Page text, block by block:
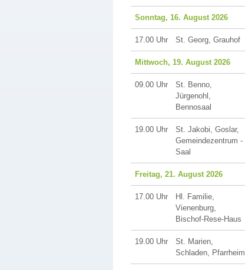
Sonntag, 16. August 2026
17.00 Uhr St. Georg, Grauhof
Mittwoch, 19. August 2026
09.00 Uhr
St. Benno,
Jürgenohl,
Bennosaal
19.00 Uhr
St. Jakobi, Goslar,
Gemeindezentrum -
Saal
Freitag, 21. August 2026
17.00 Uhr
Hl. Familie,
Vienenburg,
Bischof-Rese-Haus
19.00 Uhr
St. Marien,
Schladen, Pfarrheim